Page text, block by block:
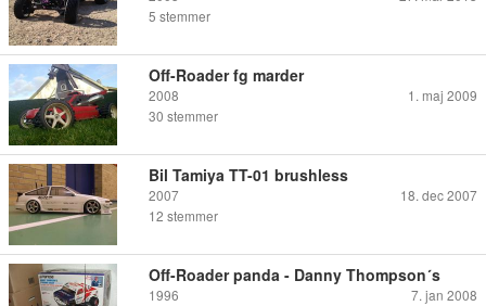
5 stemmer
Off-Roader fg marder
2008
1. maj 2009
30 stemmer
Bil Tamiya TT-01 brushless
2007
18. dec 2007
12 stemmer
Off-Roader panda - Danny Thompson´s
1996
7. jan 2008